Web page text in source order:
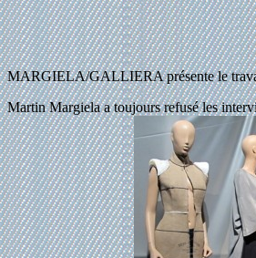
MARGIELA/GALLIERA présente le travail
Martin Margiela a toujours refusé les